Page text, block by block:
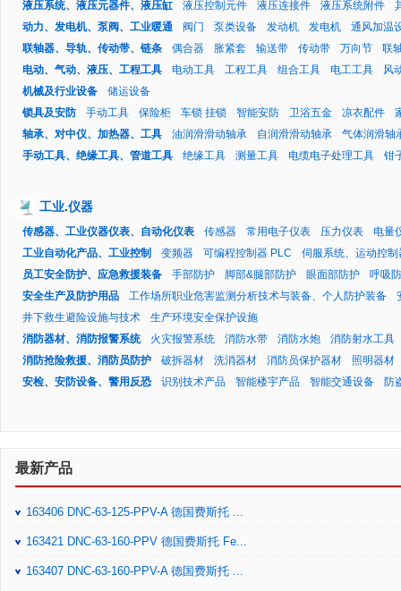
液压系统、液压元器件、液压缸
液压控制元件 液压连接件 液压系统附件
动力、发电机、泵阀、工业暖通
阀门 泵类设备 发动机 发电机
通风加温
联轴器、导轨、传动带、链条
偶合器 胀紧套 输送带 传动带 万向节
联
电动、气动、液压、工程工具
电动工具 工程工具 组合工具 电工工具
风
机械及行业设备
储运设备
锁具及安防
手动工具 保险柜 车锁 挂锁 智能安防 卫浴五金 凉衣配件
轴承、对中仪、加热器、工具
油润滑滑动轴承 自润滑滑动轴承
气体润滑轴
手动工具、绝缘工具、管道工具
绝缘工具 测量工具 电缆电子处理工具 钳
工业.仪器
传感器、工业仪器仪表、自动化仪表 传感器 常用电子仪表 压力仪表
电量
工业自动化产品、工业控制
变频器 可编程控制器 PLC
伺服系统、运动控
员工安全防护、应急救援装备
手部防护 脚部&腿部防护 眼面部防护
呼吸
安全生产及防护用品
工作场所职业危害监测分析技术与装备、个人防护装备
井下救生避险设施与技术
生产环境安全保护设施
消防器材、消防报警系统
火灾报警系统 消防水带 消防水炮
消防射水工具
消防抢险救援、消防员防护
破拆器材 洗消器材 消防员保护器材
照明器材
安检、安防设备、警用反恐
识别技术产品 智能楼宇产品 智能交通设备 防
最新产品
163406 DNC-63-125-PPV-A 德国费斯托 ...
163421 DNC-63-160-PPV 德国费斯托 Fe...
163407 DNC-63-160-PPV-A 德国费斯托 ...